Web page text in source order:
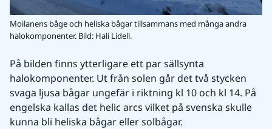
Moilanens båge och heliska bågar tillsammans med många andra
halokomponenter. Bild: Hali Lidell.
På bilden finns ytterligare ett par sällsynta
halokomponenter. Ut från solen går det två stycken
svaga ljusa bågar ungefär i riktning kl 10 och kl 14. På
engelska kallas det helic arcs vilket på svenska skulle
kunna bli heliska bågar eller solbågar.